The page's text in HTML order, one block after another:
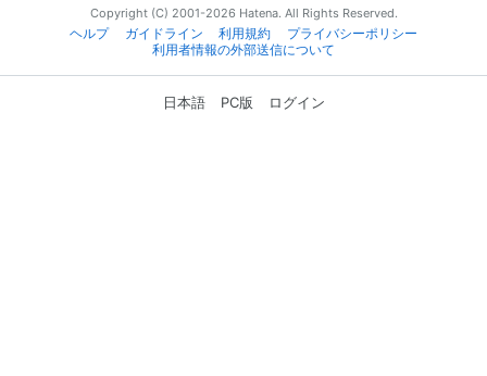
Copyright (C) 2001-2026 Hatena. All Rights Reserved.
ヘルプ
ガイドライン 利用規約
プライバシーポリシー
利用者情報の外部送信について
日本語 PC版 ログイン